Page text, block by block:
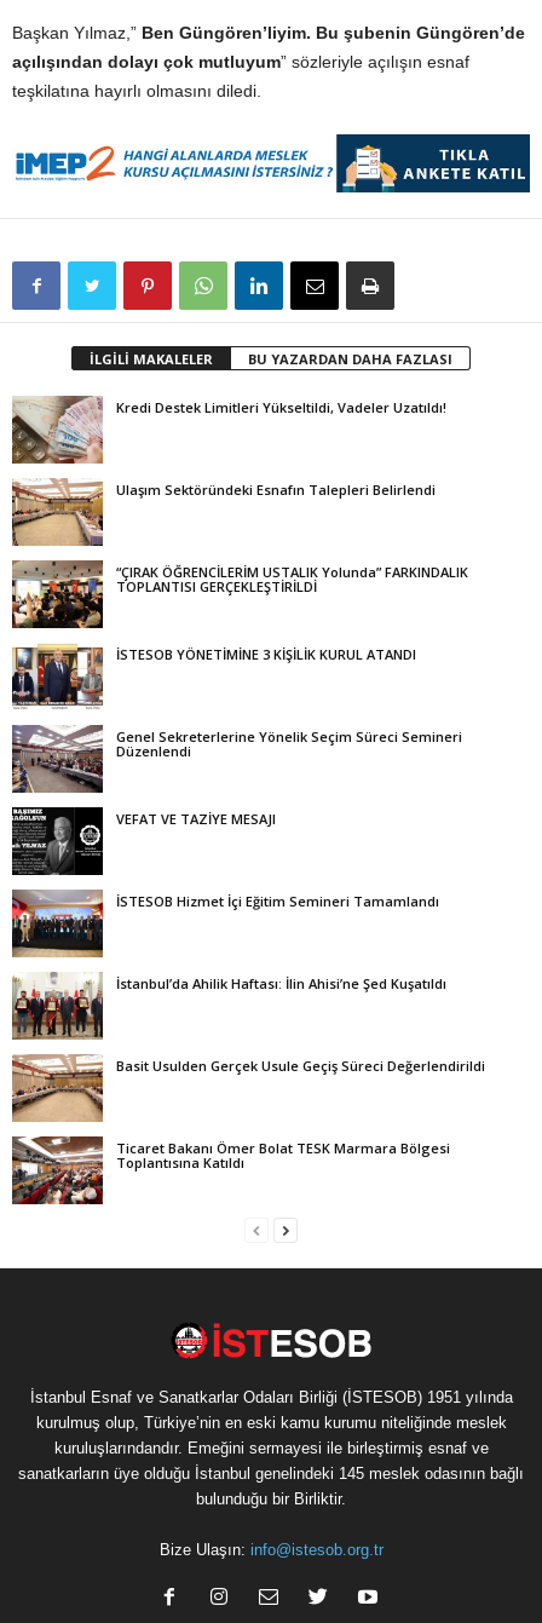
Başkan Yılmaz,” Ben Güngören’liyim. Bu şubenin Güngören’de
açılışından dolayı çok mutluyum” sözleriyle açılışın esnaf
teşkilatına hayırlı olmasını diledi.
İLGİLİ MAKALELER BU YAZARDAN DAHA FAZLASI
Kredi Destek Limitleri Yükseltildi, Vadeler Uzatıldı!
Ulaşım Sektöründeki Esnafın Talepleri Belirlendi
“ÇIRAK ÖĞRENCİLERİM USTALIK Yolunda” FARKINDALIK
TOPLANTISI GERÇEKLEŞTİRİLDİ
İSTESOB YÖNETİMİNE 3 KİŞİLİK KURUL ATANDI
Genel Sekreterlerine Yönelik Seçim Süreci Semineri
Düzenlendi
VEFAT VE TAZİYE MESAJI
İSTESOB Hizmet İçi Eğitim Semineri Tamamlandı
İstanbul’da Ahilik Haftası: İlin Ahisi’ne Şed Kuşatıldı
Basit Usulden Gerçek Usule Geçiş Süreci Değerlendirildi
Ticaret Bakanı Ömer Bolat TESK Marmara Bölgesi
Toplantısına Katıldı
İstanbul Esnaf ve Sanatkarlar Odaları Birliği (İSTESOB) 1951 yılında
kurulmuş olup, Türkiye’nin en eski kamu kurumu niteliğinde meslek
kuruluşlarındandır. Emeğini sermayesi ile birleştirmiş esnaf ve
sanatkarların üye olduğu İstanbul genelindeki 145 meslek odasının bağlı
bulunduğu bir Birliktir.
Bize Ulaşın: info@istesob.org.tr